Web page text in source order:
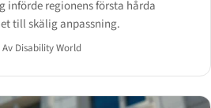
införde regionens första hårda
till skälig anpassning.
Av Disability World